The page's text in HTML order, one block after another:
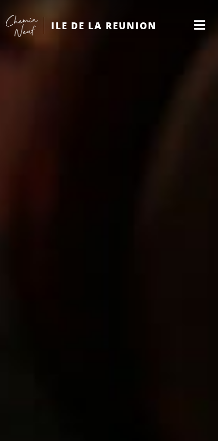
ILE DE LA REUNION